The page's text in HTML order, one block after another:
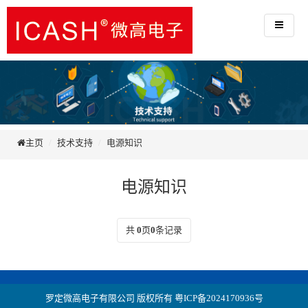
主页 技术支持 电源知识
电源知识
共 0页0条记录
罗定微高电子有限公司 版权所有 粤ICP备2024170936号